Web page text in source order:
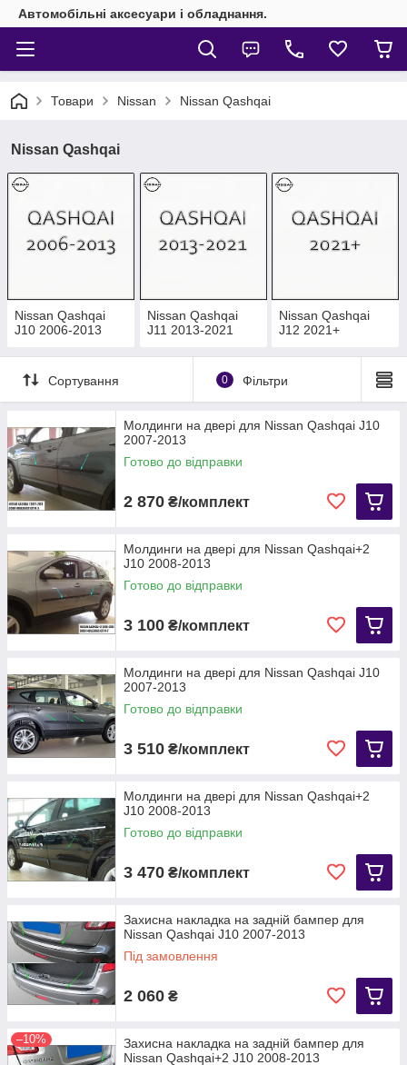
Автомобільні аксесуари і обладнання.
Товари Nissan Nissan Qashqai
Nissan Qashqai
Nissan Qashqai
J10 2006-2013
Nissan Qashqai
J11 2013-2021
Nissan Qashqai
J12 2021+
Сортування 0 Фільтри
Молдинги на двері для Nissan Qashqai J10
2007-2013
Готово до відправки
2 870 ₴/комплект
Молдинги на двері для Nissan Qashqai+2
J10 2008-2013
Готово до відправки
3 100 ₴/комплект
Молдинги на двері для Nissan Qashqai J10
2007-2013
Готово до відправки
3 510 ₴/комплект
Молдинги на двері для Nissan Qashqai+2
J10 2008-2013
Готово до відправки
3 470 ₴/комплект
Захисна накладка на задній бампер для
Nissan Qashqai J10 2007-2013
Під замовлення
2 060 ₴
–10%
Захисна накладка на задній бампер для
Nissan Qashqai+2 J10 2008-2013